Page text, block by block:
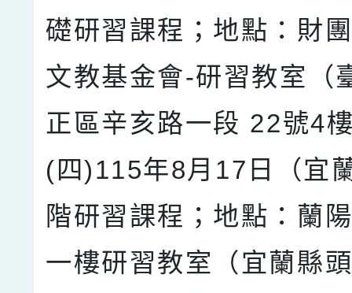
礎研習課程；地點：財
文教基金會-研習教室（
正區辛亥路一段 22號4
(四)115年8月17日（宜
階研習課程；地點：蘭
一樓研習教室（宜蘭縣